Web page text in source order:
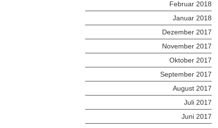
Februar 2018
Januar 2018
Dezember 2017
November 2017
Oktober 2017
September 2017
August 2017
Juli 2017
Juni 2017